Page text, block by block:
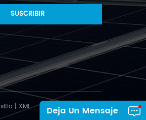
| XML Deja Un Mensaje